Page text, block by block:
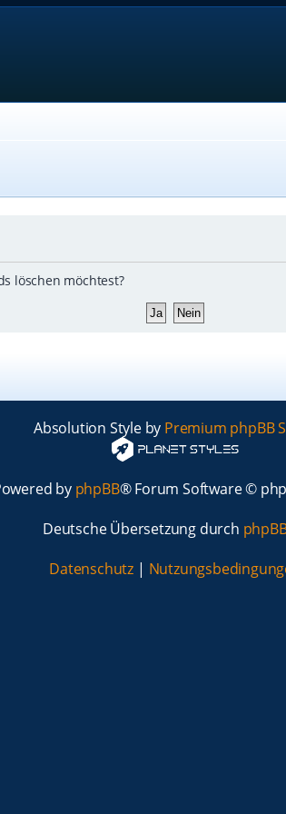
löschen möchtest?
Absolution Style by Premium phpBB
by phpBB® Forum Software ©
Deutsche Übersetzung durch
Datenschutz |